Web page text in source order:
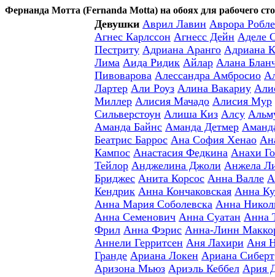
Фернанда Мотта (Fernanda Motta) на обоях для рабочего
Девушки Аврил Лавин Аврора
Агнес Карлссон Агнесс Дейн Аделе
Пестриту Адриана Аранго Адриана
Лима Аида Ридик Айлар Алана
Пивоварова Алессандра Амбросио
Лартер Али Роуз Алина Вакариу
Миллер Алисия Мачадо Алисия Мур
Сильверстоун Алиша Киз Алсу
Аманда Байнс Аманда Детмер
Беатрис Баррос Ана София Хенао
Кампос Анастасия Федкина Анахи
Тейлор Анджелина Джоли Анжела
Бриджес Анита Корсос Анна Валле
Кендрик Анна Кончаковская Анна
Анна Мария Соболевска Анна
Анна Семенович Анна Суатан Анна
Фрил Анна Фэрис Анна-Линн
Аннели Герритсен Аня Лахири Аня
Гранде Ариана Локен Ариана Сиберт
Аризона Мьюз Ариэль Кеббел Ария